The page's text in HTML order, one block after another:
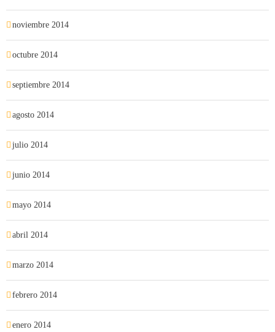
noviembre 2014
octubre 2014
septiembre 2014
agosto 2014
julio 2014
junio 2014
mayo 2014
abril 2014
marzo 2014
febrero 2014
enero 2014